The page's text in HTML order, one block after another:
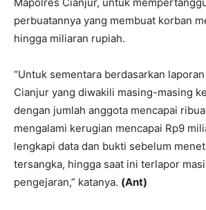
perbuatannya yang membuat korban
hingga miliaran rupiah.
“Untuk sementara berdasarkan
Cianjur yang diwakili masing-masing
dengan jumlah anggota mencapai
mengalami kerugian mencapai Rp9
lengkapi data dan bukti sebelum
tersangka, hingga saat ini terlapor
pengejaran,” katanya. (Ant)